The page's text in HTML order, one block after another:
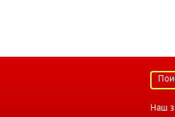
Наш